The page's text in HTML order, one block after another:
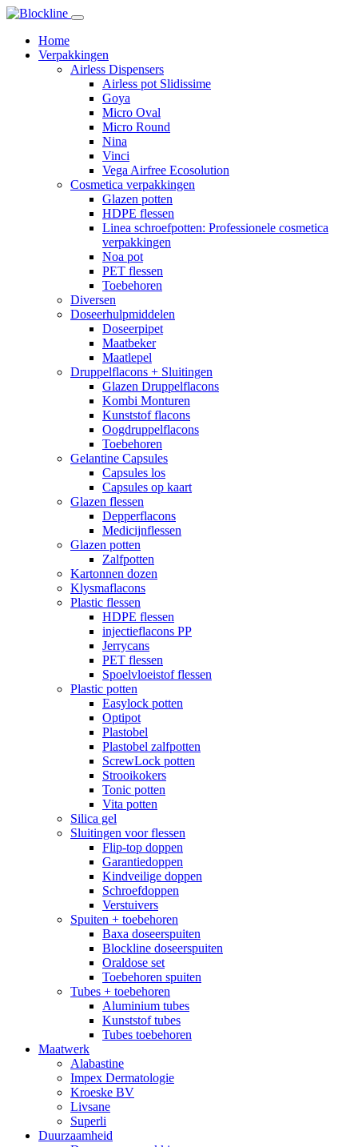
Home
Verpakkingen
Airless Dispensers
Airless pot Slidissime
Goya
Micro Oval
Micro Round
Nina
Vinci
Vega Airfree Ecosolution
Cosmetica verpakkingen
Glazen potten
HDPE flessen
Linea schroefpotten: Professionele cosmetica
verpakkingen
Noa pot
PET flessen
Toebehoren
Diversen
Doseerhulpmiddelen
Doseerpipet
Maatbeker
Maatlepel
Druppelflacons + Sluitingen
Glazen Druppelflacons
Kombi Monturen
Kunststof flacons
Oogdruppelflacons
Toebehoren
Gelantine Capsules
Capsules los
Capsules op kaart
Glazen flessen
Depperflacons
Medicijnflessen
Glazen potten
Zalfpotten
Kartonnen dozen
Klysmaflacons
Plastic flessen
HDPE flessen
injectieflacons PP
Jerrycans
PET flessen
Spoelvloeistof flessen
Plastic potten
Easylock potten
Optipot
Plastobel
Plastobel zalfpotten
ScrewLock potten
Strooikokers
Tonic potten
Vita potten
Silica gel
Sluitingen voor flessen
Flip-top doppen
Garantiedoppen
Kindveilige doppen
Schroefdoppen
Verstuivers
Spuiten + toebehoren
Baxa doseerspuiten
Blockline doseerspuiten
Oraldose set
Toebehoren spuiten
Tubes + toebehoren
Aluminium tubes
Kunststof tubes
Tubes toebehoren
Maatwerk
Alabastine
Impex Dermatologie
Kroeske BV
Livsane
Superli
Duurzaamheid